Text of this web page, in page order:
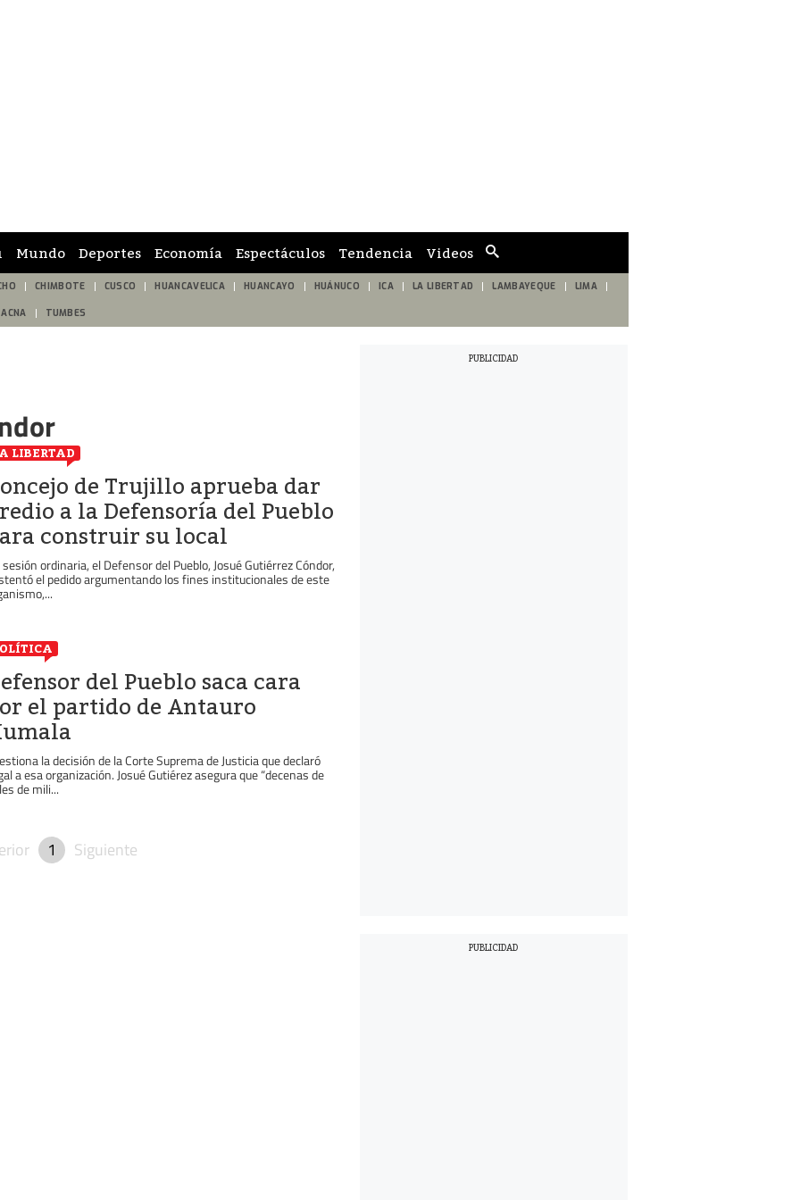
de
búsqueda
Mundo Deportes Economía Espectáculos Tendencia Videos
CHIMBOTE CUSCO HUANCAVELICA HUANCAYO HUÁNUCO ICA LA LIBERTAD LAMBAYEQUE LIMA
TUMBES
LIBERTAD
de Trujillo aprueba dar
a la Defensoría del Pueblo
construir su local
ordinaria, el Defensor del Pueblo, Josué Gutiérrez Cóndor,
el pedido argumentando los fines institucionales de este
del Pueblo saca cara
el partido de Antauro
la decisión de la Corte Suprema de Justicia que declaró
a esa organización. Josué Gutiérez asegura que “decenas de
de mili...
1 Siguiente